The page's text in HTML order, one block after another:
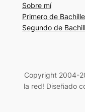
Sobre mí
Primero de
Segundo de
Copyright 2004-
la red! Diseñado